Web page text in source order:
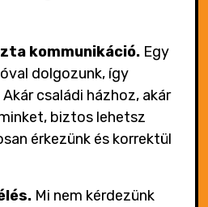
kommunikáció. Egy
dolgozunk, így
családi házhoz, akár
biztos lehetsz
érkezünk és korrektül
Mi nem kérdezünk